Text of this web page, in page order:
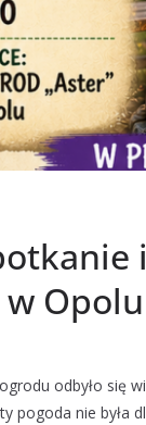
w Opolu
odbyło się
pogoda nie była